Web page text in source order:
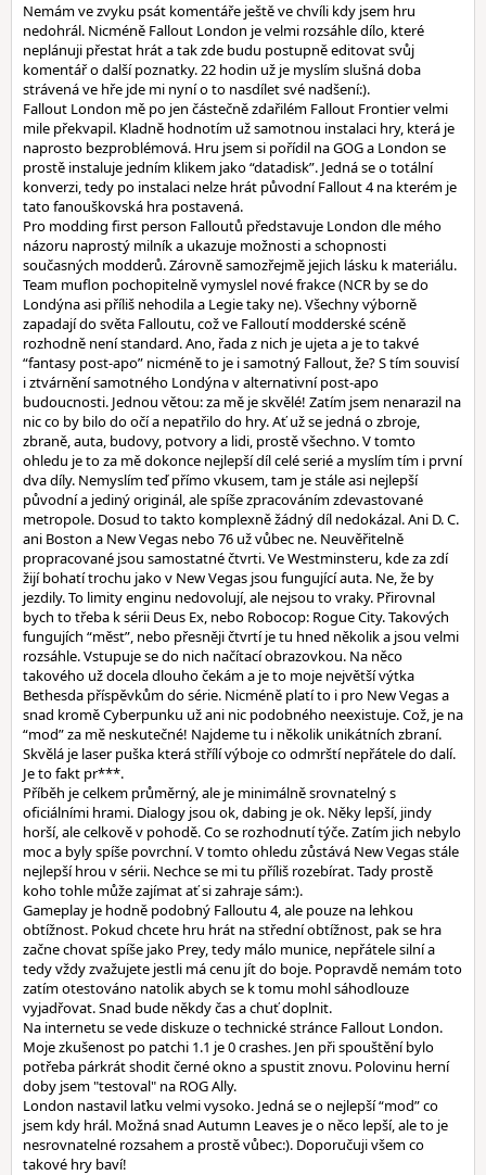
Nemám ve zvyku psát komentáře ještě ve chvíli kdy jsem hru
nedohrál. Nicméně Fallout London je velmi rozsáhle dílo, které
neplánuji přestat hrát a tak zde budu postupně editovat svůj
komentář o další poznatky. 22 hodin už je myslím slušná doba
strávená ve hře jde mi nyní o to nasdílet své nadšení:).
Fallout London mě po jen částečně zdařilém Fallout Frontier velmi
mile překvapil. Kladně hodnotím už samotnou instalaci hry, která je
naprosto bezproblémová. Hru jsem si pořídil na GOG a London se
prostě instaluje jedním klikem jako “datadisk”. Jedná se o totální
konverzi, tedy po instalaci nelze hrát původní Fallout 4 na kterém je
tato fanouškovská hra postavená.
Pro modding first person Falloutů představuje London dle mého
názoru naprostý milník a ukazuje možnosti a schopnosti
současných modderů. Zárovně samozřejmě jejich lásku k materiálu.
Team muflon pochopitelně vymyslel nové frakce (NCR by se do
Londýna asi příliš nehodila a Legie taky ne). Všechny výborně
zapadají do světa Falloutu, což ve Falloutí modderské scéně
rozhodně není standard. Ano, řada z nich je ujeta a je to takvé
“fantasy post-apo” nicméně to je i samotný Fallout, že? S tím souvisí
i ztvárnění samotného Londýna v alternativní post-apo
budoucnosti. Jednou větou: za mě je skvělé! Zatím jsem nenarazil na
nic co by bilo do očí a nepatřilo do hry. Ať už se jedná o zbroje,
zbraně, auta, budovy, potvory a lidi, prostě všechno. V tomto
ohledu je to za mě dokonce nejlepší díl celé serié a myslím tím i první
dva díly. Nemyslím teď přímo vkusem, tam je stále asi nejlepší
původní a jediný originál, ale spíše zpracováním zdevastované
metropole. Dosud to takto komplexně žádný díl nedokázal. Ani D. C.
ani Boston a New Vegas nebo 76 už vůbec ne. Neuvěřitelně
propracované jsou samostatné čtvrti. Ve Westminsteru, kde za zdí
žijí bohatí trochu jako v New Vegas jsou fungující auta. Ne, že by
jezdily. To limity enginu nedovolují, ale nejsou to vraky. Přirovnal
bych to třeba k sérii Deus Ex, nebo Robocop: Rogue City. Takových
fungujích “měst”, nebo přesněji čtvrtí je tu hned několik a jsou velmi
rozsáhle. Vstupuje se do nich načítací obrazovkou. Na něco
takového už docela dlouho čekám a je to moje největší výtka
Bethesda příspěvkům do série. Nicméně platí to i pro New Vegas a
snad kromě Cyberpunku už ani nic podobného neexistuje. Což, je na
“mod” za mě neskutečné! Najdeme tu i několik unikátních zbraní.
Skvělá je laser puška která střílí výboje co odmrští nepřátele do dalí.
Je to fakt pr***.
Příběh je celkem průměrný, ale je minimálně srovnatelný s
oficiálními hrami. Dialogy jsou ok, dabing je ok. Něky lepší, jindy
horší, ale celkově v pohodě. Co se rozhodnutí týče. Zatím jich nebylo
moc a byly spíše povrchní. V tomto ohledu zůstává New Vegas stále
nejlepší hrou v sérii. Nechce se mi tu příliš rozebírat. Tady prostě
koho tohle může zajímat ať si zahraje sám:).
Gameplay je hodně podobný Falloutu 4, ale pouze na lehkou
obtížnost. Pokud chcete hru hrát na střední obtížnost, pak se hra
začne chovat spíše jako Prey, tedy málo munice, nepřátele silní a
tedy vždy zvažujete jestli má cenu jít do boje. Popravdě nemám toto
zatím otestováno natolik abych se k tomu mohl sáhodlouze
vyjadřovat. Snad bude někdy čas a chuť doplnit.
Na internetu se vede diskuze o technické stránce Fallout London.
Moje zkušenost po patchi 1.1 je 0 crashes. Jen při spouštění bylo
potřeba párkrát shodit černé okno a spustit znovu. Polovinu herní
doby jsem "testoval" na ROG Ally.
London nastavil laťku velmi vysoko. Jedná se o nejlepší “mod” co
jsem kdy hrál. Možná snad Autumn Leaves je o něco lepší, ale to je
nesrovnatelné rozsahem a prostě vůbec:). Doporučuji všem co
takové hry baví!